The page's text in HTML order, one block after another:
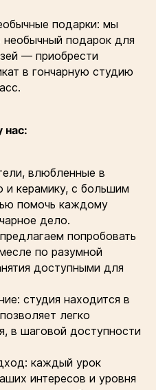
подарки: мы
необычный подарок для
— приобрести
в гончарную студию
нас:
влюбленные в
и керамику, с большим
помочь каждому
дело.
попробовать
по разумной
доступными для
студия находится в
легко
в шаговой доступности
каждый урок
интересов и уровня